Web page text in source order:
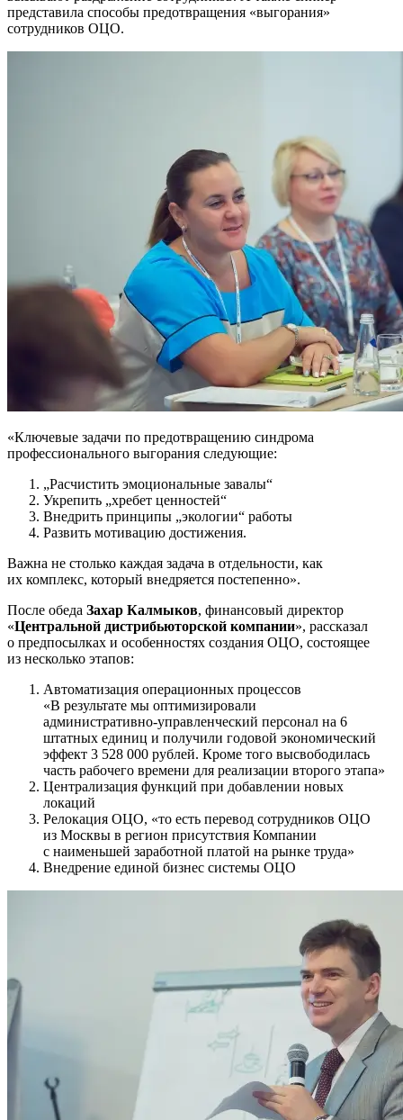
представила способы предотвращения «выгорания»
сотрудников ОЦО.
«Ключевые задачи по предотвращению синдрома
профессионального выгорания следующие:
„Расчистить эмоциональные завалы“
Укрепить „хребет ценностей“
Внедрить принципы „экологии“ работы
Развить мотивацию достижения.
Важна не столько каждая задача в отдельности, как
их комплекс, который внедряется постепенно».
После обеда Захар Калмыков, финансовый директор
«Центральной дистрибьюторской компании», рассказал
о предпосылках и особенностях создания ОЦО, состоящее
из несколько этапов:
Автоматизация операционных процессов
«В результате мы оптимизировали
административно-управленческий персонал на 6
штатных единиц и получили годовой экономический
эффект 3 528 000 рублей. Кроме того высвободилась
часть рабочего времени для реализации второго этапа»
Централизация функций при добавлении новых
локаций
Релокация ОЦО, «то есть перевод сотрудников ОЦО
из Москвы в регион присутствия Компании
с наименьшей заработной платой на рынке труда»
Внедрение единой бизнес системы ОЦО